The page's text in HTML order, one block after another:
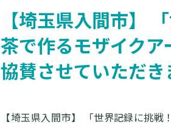
【埼玉県入間市】
茶で作るモザイク
協賛させていただき
【埼玉県入間市】 「世界記録に挑